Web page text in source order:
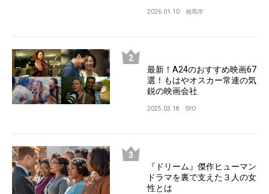
2026.01.10 相馬学
最新！A24のおすすめ映画67
選！もはやオスカー常連の気
鋭の映画会社
2025.03.18 SYO
『ドリーム』傑作ヒューマン
ドラマを裏で支えた３人の女
性とは